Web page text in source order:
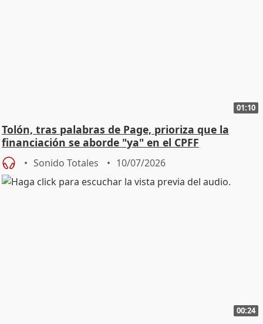
01:10
Tolón, tras palabras de Page, prioriza que la
financiación se aborde "ya" en el CPFF
Sonido Totales 10/07/2026
00:24